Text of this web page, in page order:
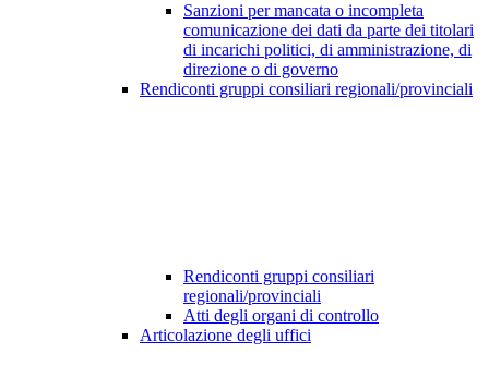
Sanzioni per mancata o incompleta
comunicazione dei dati da parte dei titolari
di incarichi politici, di amministrazione, di
direzione o di governo
Rendiconti gruppi consiliari regionali/provinciali
Rendiconti gruppi consiliari
regionali/provinciali
Atti degli organi di controllo
Articolazione degli uffici